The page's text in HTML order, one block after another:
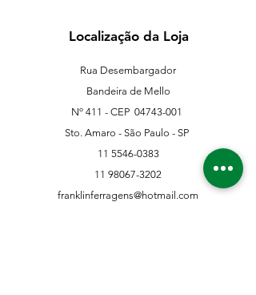
Localização da Loja
Rua Desembargador
Bandeira de Mello
Nº 411 - CEP 04743-001
Sto. Amaro - São Paulo - SP
11 5546-0383
11 98067-3202
franklinferragens@hotmail.com